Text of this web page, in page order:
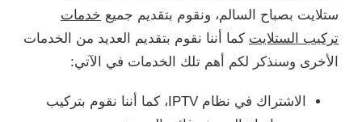
ستلايت بصباح السالم، ونقوم بتقديم جميع خدمات
تركيب الستلايت كما أننا نقوم بتقديم العديد من الخدمات
الأخرى وسنذكر لكم أهم تلك الخدمات في الآتي:
الاشتراك في نظام IPTV، كما أننا نقوم بتركيب